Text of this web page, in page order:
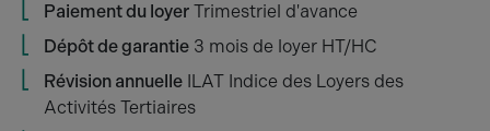
Paiement du loyer Trimestriel d'avance
Dépôt de garantie 3 mois de loyer HT/HC
Révision annuelle ILAT Indice des Loyers des
Activités Tertiaires